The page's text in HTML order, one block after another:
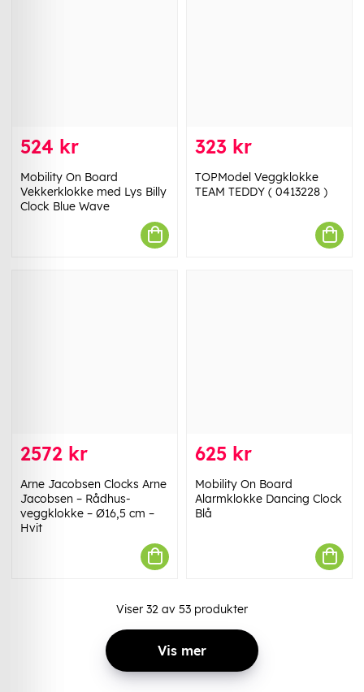
524 kr
Mobility On Board
Vekkerklokke med Lys Billy
Clock Blue Wave
323 kr
TOPModel Veggklokke
TEAM TEDDY ( 0413228 )
2572 kr
Arne Jacobsen Clocks Arne
Jacobsen – Rådhus-
veggklokke – Ø16,5 cm –
Hvit
625 kr
Mobility On Board
Alarmklokke Dancing Clock
Blå
Viser 32 av 53 produkter
Vis mer